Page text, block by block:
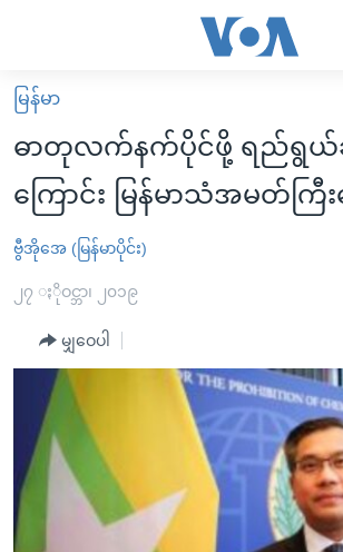
လွယ်ကူ
စေ
သည့်
Link
များ
ပင်မ
ကြည့်
ပင်မ
ညွန်း
မူလစာမျက်နှာ
မြန်မာ
ကမ္ဘာ့သတင်းများ
နိုင်ငံတကာ
အစ္စရေး-ပါလက်စတိုင်း
ဗွီဒီယို
အင်္ဂလိပ်စာလေ့လာမယ်
အမေရိကန်သုံးအီဒီယံ
မကြေးမုံရဲ့ အင်္ဂလိပ်စာ
ရုပ်ရှင်ထဲက အင်္ဂလိပ်စာ
သုတပဒေသာ အင်္ဂလိပ်စာ
အပတ်စဉ်ကဏ္ဍများ
ရေဒီယို
ရေဒီယိုနှင့်ရုပ်သံ အချက်အလက်များ
ရေဒီယို/တီဗွီအစီအစဉ်
မြန်မာ
ဓာတုလက်နက်ပိုင်ဖို့ ရည်ရွယ်
ကြောင်း မြန်မာသံအမတ်ကြီး
ဗွီအိုအေ (မြန်မာပိုင်း)
၂၇ ႏိုဝင္ဘာ၊ ၂၀၁၉
မျှဝေပါ